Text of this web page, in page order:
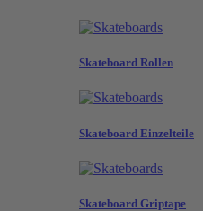
Skateboard Rollen
Skateboard Einzelteile
Skateboard Griptape